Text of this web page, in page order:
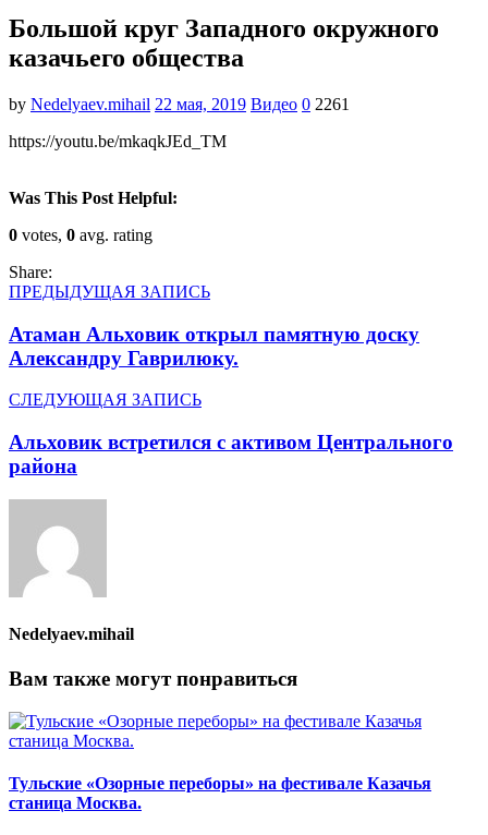
Большой круг Западного окружного
казачьего общества
by Nedelyaev.mihail 22 мая, 2019 Видео 0 2261
https://youtu.be/mkaqkJEd_TM
Was This Post Helpful:
0 votes, 0 avg. rating
Share:
ПРЕДЫДУЩАЯ ЗАПИСЬ
Атаман Альховик открыл памятную доску
Александру Гаврилюку.
СЛЕДУЮЩАЯ ЗАПИСЬ
Альховик встретился с активом Центрального
района
Nedelyaev.mihail
Вам также могут понравиться
Тульские «Озорные переборы» на фестивале Казачья
станица Москва.